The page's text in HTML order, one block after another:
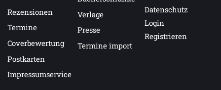
Rezensionen
Termine
Coverbewertung
Postkarten
Impressumservice
Verlage
Presse
Termine import
Datenschutz
Login
Registrieren